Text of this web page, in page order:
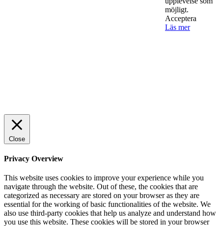
Rätt leverantör – viktigare än du tror
möjligt.
Acceptera
Läs mer
Close
Privacy Overview
This website uses cookies to improve your experience while you
navigate through the website. Out of these, the cookies that are
categorized as necessary are stored on your browser as they are
essential for the working of basic functionalities of the website. We
also use third-party cookies that help us analyze and understand how
you use this website. These cookies will be stored in your browser